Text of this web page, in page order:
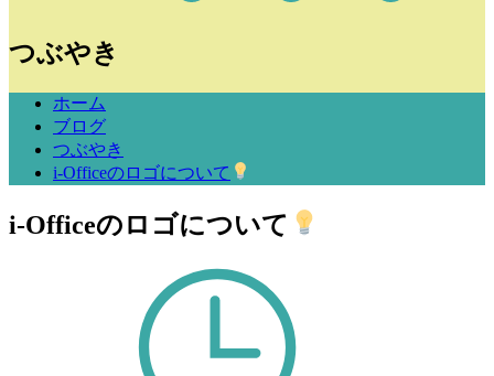
つぶやき
ホーム
ブログ
つぶやき
i-Officeのロゴについて
i-Officeのロゴについて